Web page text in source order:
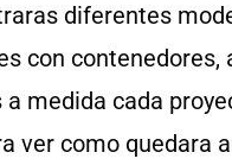
diferentes
con contenedores,
a medida cada
ver como quedara